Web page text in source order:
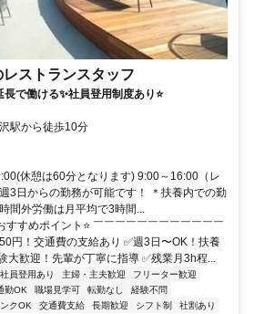
ストランスタッフ
で働ける✨社員登用制度あり⭐
駅から徒歩10分
休憩は60分となります) 9:00～16:00（レ
3日からの勤務が可能です！ ＊扶養内での勤
間外労働は月平均で3時間...
すすめポイント⭐ ￣￣￣￣￣￣￣￣￣￣￣￣
円！交通費の支給あり ✅週3日〜OK！扶養
大歓迎！先輩が丁寧に指導 ✅残業月3h程...
社員登用あり 主婦・主夫歓迎
フリーター歓迎
勤OK 職場見学可 転勤なし
経験不問
クOK 交通費支給 長期歓迎 シフト制
社割あり